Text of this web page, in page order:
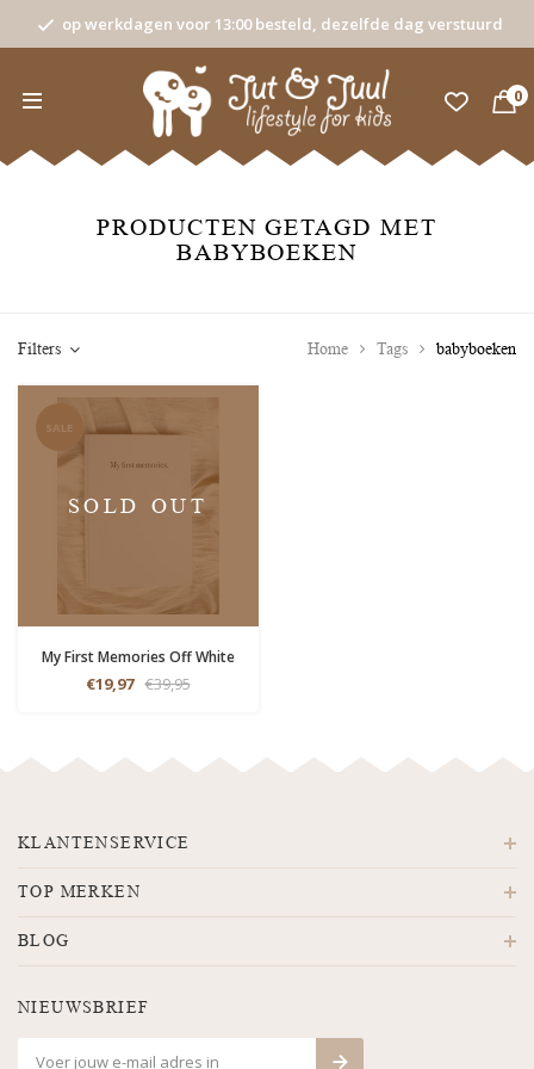
op werkdagen voor 13:00 besteld, dezelfde dag verstuurd
0
PRODUCTEN GETAGD MET
BABYBOEKEN
Filters Home Tags babyboeken
SALE
SOLD OUT
My First Memories Off White
€19,97 €39,95
KLANTENSERVICE
TOP MERKEN
BLOG
NIEUWSBRIEF